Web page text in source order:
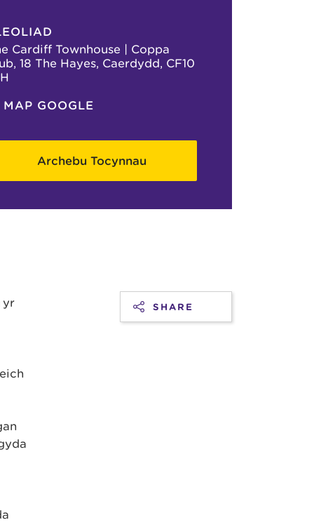
Cardiff Townhouse | Coppa
18 The Hayes, Caerdydd, CF10
MAP GOOGLE
Archebu Tocynnau
yr
SHARE